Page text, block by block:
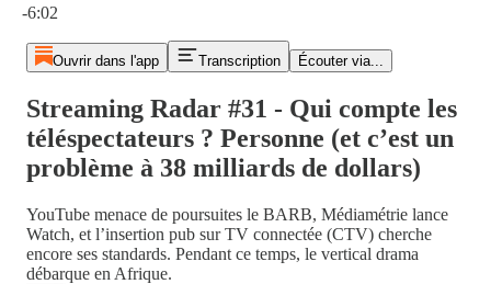
-6:02
Ouvrir dans l'app Transcription Écouter via...
Streaming Radar #31 - Qui compte les
téléspectateurs ? Personne (et c’est un
problème à 38 milliards de dollars)
YouTube menace de poursuites le BARB, Médiamétrie lance
Watch, et l’insertion pub sur TV connectée (CTV) cherche
encore ses standards. Pendant ce temps, le vertical drama
débarque en Afrique.